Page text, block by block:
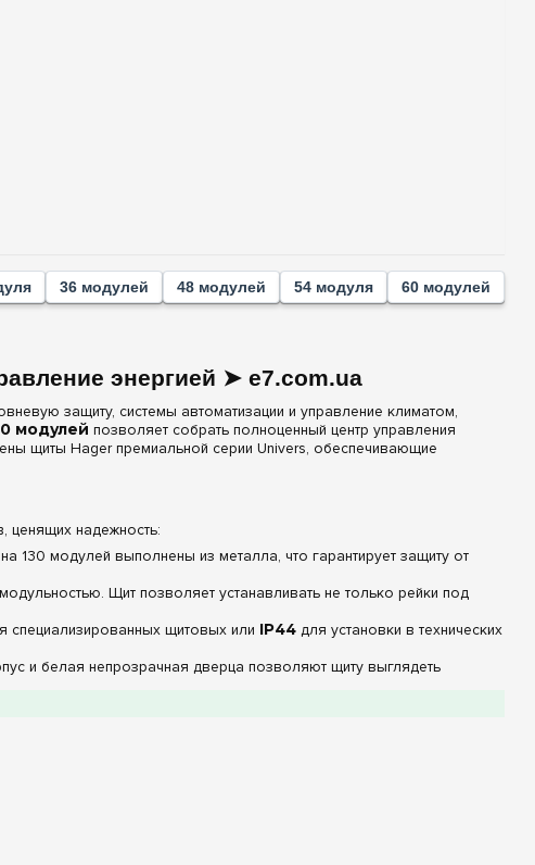
36 модулей 48 модулей 54 модуля
60 модулей
энергией ➤ e7.com.ua
защиту, системы автоматизации и управление климатом,
модулей позволяет собрать полноценный центр управления
щиты Hager премиальной серии Univers, обеспечивающие
надежность:
130 модулей выполнены из металла, что гарантирует защиту от
Щит позволяет устанавливать не только рейки под
специализированных щитовых или IP44для установки в технических
и белая непрозрачная дверца позволяют щиту выглядеть